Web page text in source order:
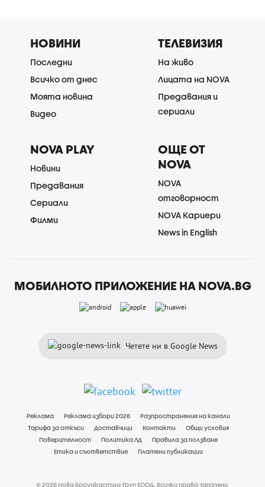
НОВИНИ
Последни
Всичко от днес
Моята новина
Видео
ТЕЛЕВИЗИЯ
На живо
Лицата на NOVA
Предавания и
сериали
NOVA PLAY
Новини
Предавания
Сериали
Филми
ОЩЕ ОТ
NOVA
NOVA
отговорност
NOVA Кариери
News in English
МОБИЛНОТО ПРИЛОЖЕНИЕ НА NOVA.BG
Четете ни в Google News
Реклама Реклама избори 2026
Разпространение на канали
Тарифа за откъси
Доставчици Контакти
Общи условия
Поверителност
Политика ЛД
Правила за ползване
Етика и съответствие
Платени публикации
© 2026 Нова Броудкастинг Груп ЕООД. Всички права запазени.